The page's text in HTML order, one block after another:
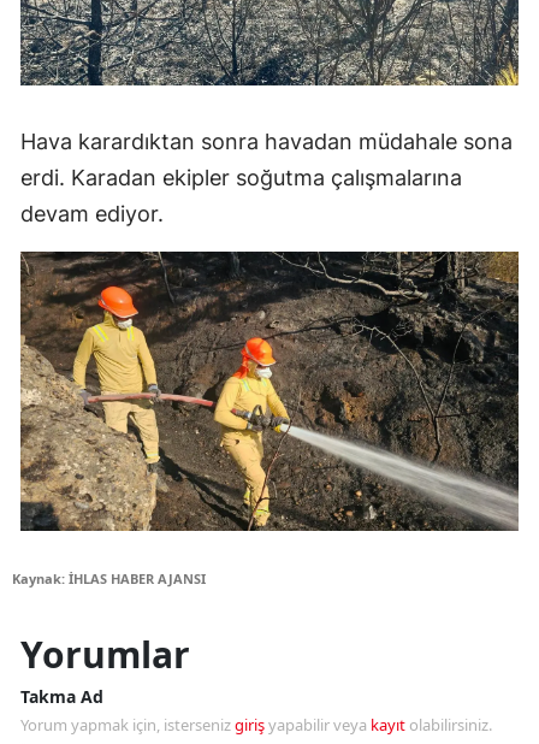
Hava karardıktan sonra havadan müdahale sona
erdi. Karadan ekipler soğutma çalışmalarına
devam ediyor.
Kaynak: İHLAS HABER AJANSI
Yorumlar
Takma Ad
Yorum yapmak için, istersenizgirişyapabilir veya kayıt olabilirsiniz.